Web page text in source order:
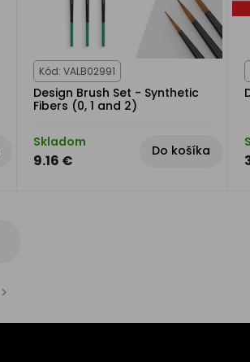
Kód: VALB02991
Design Brush Set - Synthetic
Fibers (0, 1 and 2)
Skladom
9.16 €
Do košíka